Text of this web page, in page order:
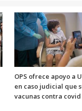
OPS ofrece apoyo a
en caso judicial que
vacunas contra